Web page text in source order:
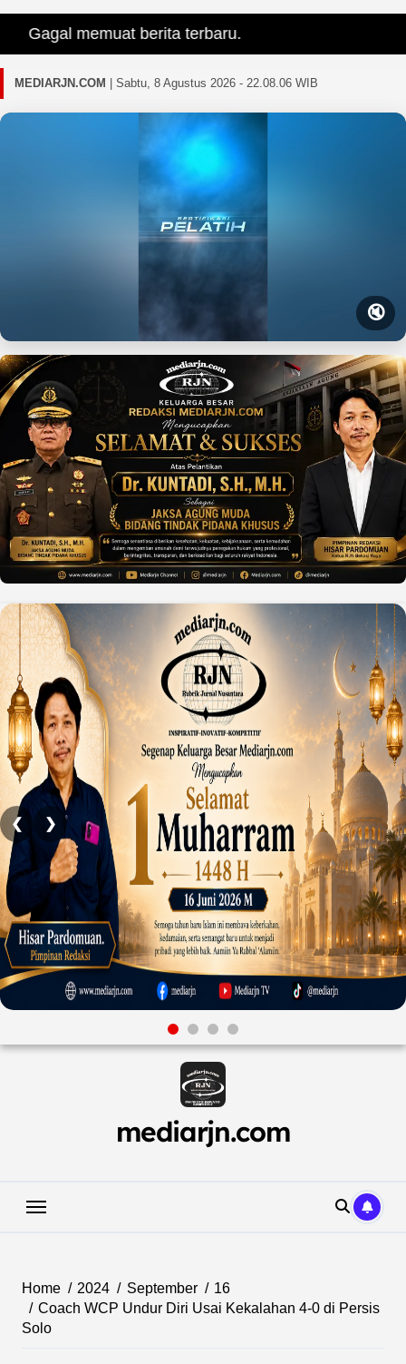
Gagal memuat berita terbaru.
MEDIARJN.COM Sabtu, 8 Agustus 2026 - 22.08.08 WIB
🔇
❮ ❯
Skip
mediarjn.com
Home 2024 September
16
Coach WCP Undur Diri Usai Kekalahan 4-0 di Persis
Solo